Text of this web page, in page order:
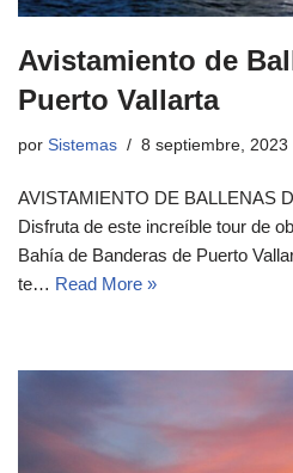
Avistamiento de
Puerto Vallarta
por Sistemas 8 septiembre, 2023
AVISTAMIENTO DE BALLENAS
Disfruta de este increíble tour de
Bahía de Banderas de Puerto
te… Read More »